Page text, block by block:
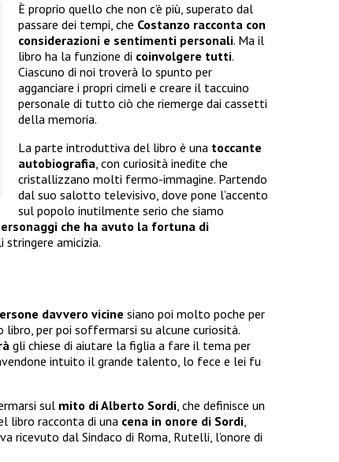
È proprio quello che non c’è più, superato dal
passare dei tempi, che Costanzo racconta con
considerazioni e sentimenti personali. Ma il
libro ha la funzione di coinvolgere tutti.
Ciascuno di noi troverà lo spunto per
agganciare i propri cimeli e creare il taccuino
personale di tutto ciò che riemerge dai cassetti
della memoria.
La parte introduttiva del libro è una toccante
autobiografia, con curiosità inedite che
cristallizzano molti fermo-immagine. Partendo
dal suo salotto televisivo, dove pone l’accento
sul popolo inutilmente serio che siamo
che ha avuto la fortuna di
stringere amicizia.
davvero vicine siano poi molto poche per
per poi soffermarsi su alcune curiosità.
gli chiese di aiutare la figlia a fare il tema per
avendone intuito il grande talento, lo fece e lei fu
sul mito di Alberto Sordi, che definisce un
libro racconta di una cena in onore di Sordi,
ricevuto dal Sindaco di Roma, Rutelli, l’onore di